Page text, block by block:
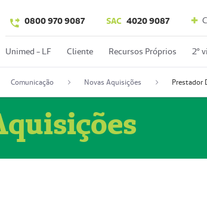
0800 970 9087 SAC 4020 9087
Unimed - LF Cliente Recursos Próprios 2º
Comunicação Novas Aquisições